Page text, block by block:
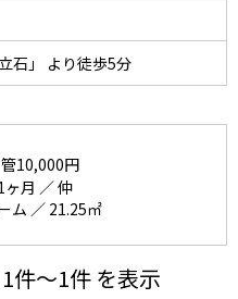
石」 より徒歩5分
管10,000円
月 ／ 仲
ム ／ 21.25㎡
件～1件 を表示